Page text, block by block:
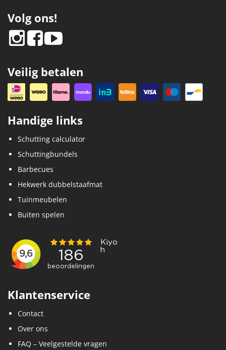
Volg ons!
Veilig betalen
Handige links
Schutting calculator
Schuttingbundels
Barbecues
Hekwerk dubbelstaafmat
Tuinmeubelen
Buiten spelen
Klantenservice
Contact
Over ons
FAQ – Veelgestelde vragen